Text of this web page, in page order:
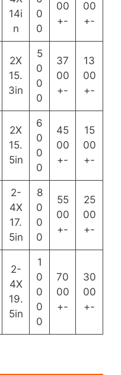
14i
n
0
0
00
+-
00
+-
2X
15.
3in
5
0
0
0
37
00
+-
13
00
+-
2Χ
15.
5in
6
0
0
0
45
00
+-
15
00
+-
2-
4X
17.
5in
8
0
0
0
55
00
+-
25
00
+-
2-
4X
19.
5in
1
0
0
0
0
70
00
+-
30
00
+-